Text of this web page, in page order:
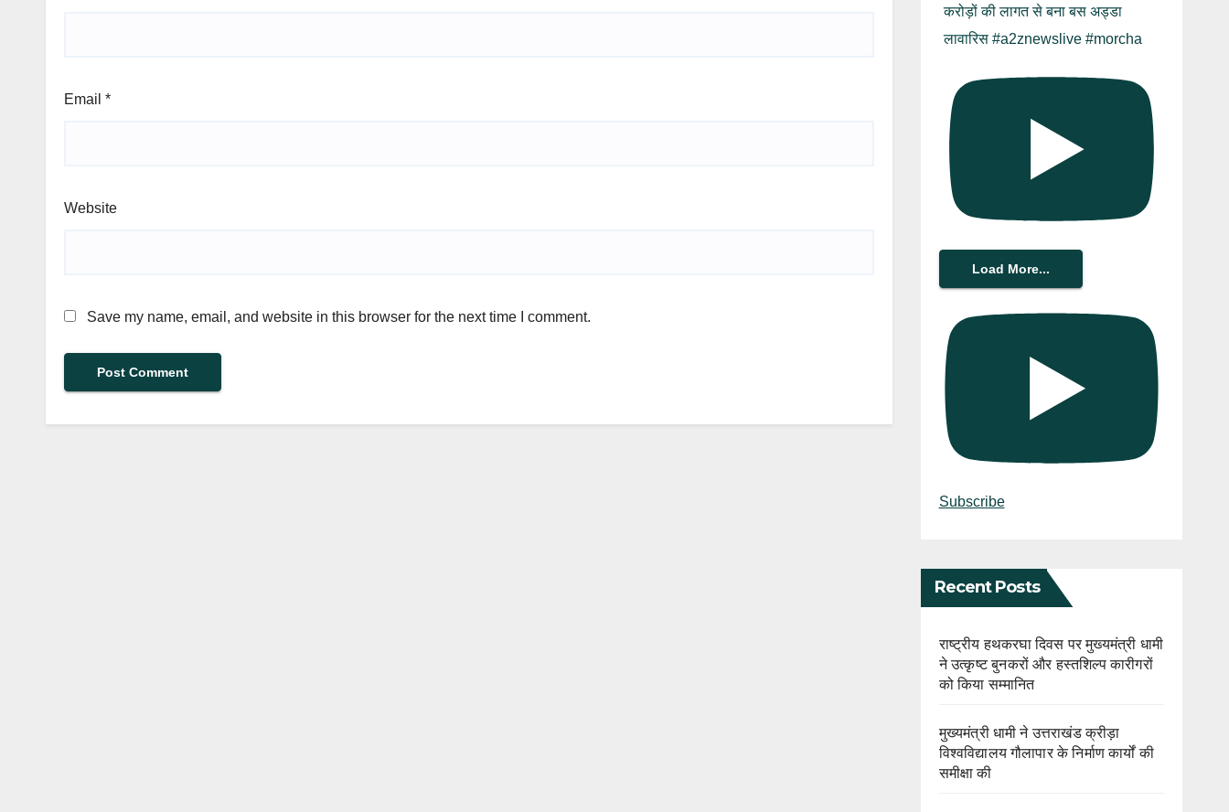
Email *
Website
Save my name, email, and website in this browser for the next time I comment.
करोड़ों की लागत से बना बस अड्डा
लावारिस #a2znewslive #morcha
Load More...
Subscribe
Recent Posts
राष्ट्रीय हथकरघा दिवस पर मुख्यमंत्री धामी
ने उत्कृष्ट बुनकरों और हस्तशिल्प कारीगरों
को किया सम्मानित
मुख्यमंत्री धामी ने उत्तराखंड क्रीड़ा
विश्वविद्यालय गौलापार के निर्माण कार्यों की
समीक्षा की